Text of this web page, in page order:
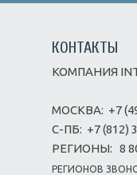
КОНТАКТЫ
КОМПАНИЯ
МОСКВА: +7
С-ПБ: +7 (812)
РЕГИОНЫ: 8
РЕГИОНОВ